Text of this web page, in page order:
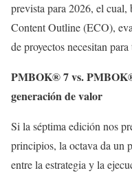
prevista para 2026, el cual,
Content Outline (ECO),
de proyectos necesitan
PMBOK® 7 vs.
generación de valor
Si la séptima edición nos
principios, la octava da un
entre la estrategia y la